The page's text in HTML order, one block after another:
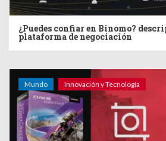
¿Puedes confiar en Binomo?
plataforma de negociación
Mundo Innovación y Tecnología